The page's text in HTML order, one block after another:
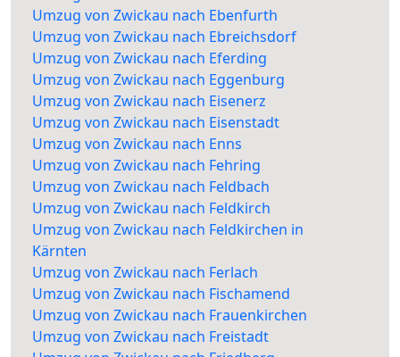
Umzug von Zwickau nach Ebenfurth
Umzug von Zwickau nach Ebreichsdorf
Umzug von Zwickau nach Eferding
Umzug von Zwickau nach Eggenburg
Umzug von Zwickau nach Eisenerz
Umzug von Zwickau nach Eisenstadt
Umzug von Zwickau nach Enns
Umzug von Zwickau nach Fehring
Umzug von Zwickau nach Feldbach
Umzug von Zwickau nach Feldkirch
Umzug von Zwickau nach Feldkirchen in
Kärnten
Umzug von Zwickau nach Ferlach
Umzug von Zwickau nach Fischamend
Umzug von Zwickau nach Frauenkirchen
Umzug von Zwickau nach Freistadt